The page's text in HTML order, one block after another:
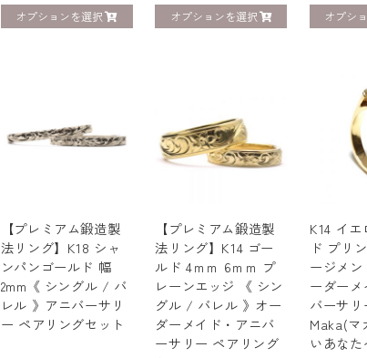
オプションを選択 オプションを選択 オプシ
【プレミアム鍛造製
法リング】K18 シャ
ンパンゴールド 幅
2mm《 シングル / バ
レル 》アニバーサリ
ー ペアリングセット
【プレミアム鍛造製
法リング】K14 ゴー
ルド 4ｍｍ 6ｍｍ プ
レーンエッジ 《 シン
グル / バレル 》オー
ダーメイド・アニバ
ーサリー ペアリング
K14 イ
ド プリ
ージメ
ーダーメ
バーサリ
Maka(マ
いあなた